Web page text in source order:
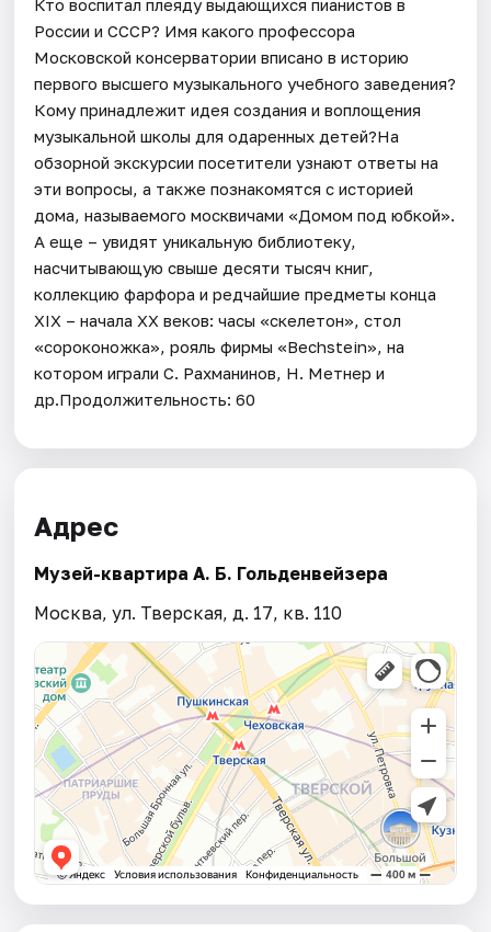
Кто воспитал плеяду выдающихся пианистов в
России и СССР? Имя какого профессора
Московской консерватории вписано в историю
первого высшего музыкального учебного заведения?
Кому принадлежит идея создания и воплощения
музыкальной школы для одаренных детей?На
обзорной экскурсии посетители узнают ответы на
эти вопросы, а также познакомятся с историей
дома, называемого москвичами «Домом под юбкой».
А еще – увидят уникальную библиотеку,
насчитывающую свыше десяти тысяч книг,
коллекцию фарфора и редчайшие предметы конца
XIX – начала XX веков: часы «скелетон», стол
«сороконожка», рояль фирмы «Bechstein», на
котором играли С. Рахманинов, Н. Метнер и
др.Продолжительность: 60
Адрес
Музей-квартира А. Б. Гольденвейзера
Москва, ул. Тверская, д. 17, кв. 110